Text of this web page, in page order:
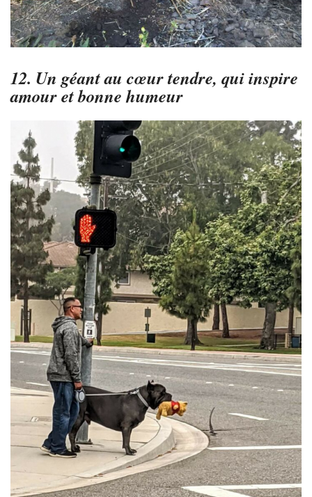
12. Un géant au cœur tendre, qui inspire
amour et bonne humeur